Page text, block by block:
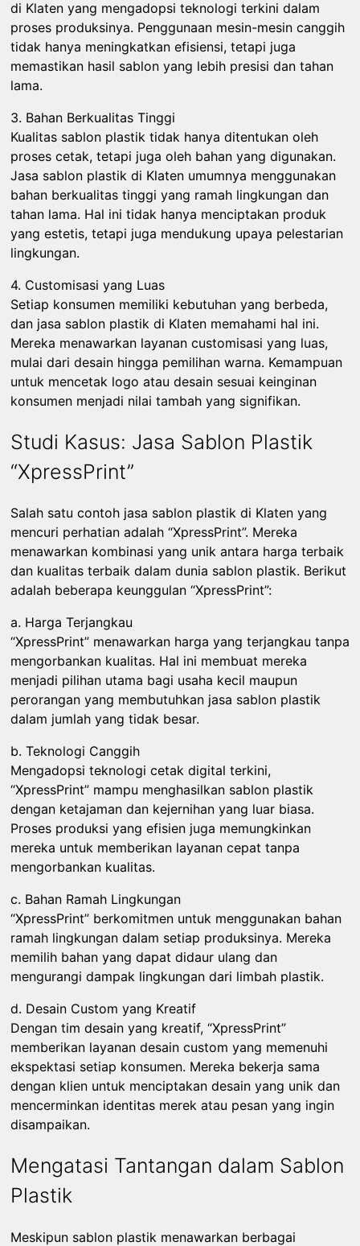
di Klaten yang mengadopsi teknologi terkini dalam
proses produksinya. Penggunaan mesin-mesin canggih
tidak hanya meningkatkan efisiensi, tetapi juga
memastikan hasil sablon yang lebih presisi dan tahan
lama.
3. Bahan Berkualitas Tinggi
Kualitas sablon plastik tidak hanya ditentukan oleh
proses cetak, tetapi juga oleh bahan yang digunakan.
Jasa sablon plastik di Klaten umumnya menggunakan
bahan berkualitas tinggi yang ramah lingkungan dan
tahan lama. Hal ini tidak hanya menciptakan produk
yang estetis, tetapi juga mendukung upaya pelestarian
lingkungan.
4. Customisasi yang Luas
Setiap konsumen memiliki kebutuhan yang berbeda,
dan jasa sablon plastik di Klaten memahami hal ini.
Mereka menawarkan layanan customisasi yang luas,
mulai dari desain hingga pemilihan warna. Kemampuan
untuk mencetak logo atau desain sesuai keinginan
konsumen menjadi nilai tambah yang signifikan.
Studi Kasus: Jasa Sablon Plastik
“XpressPrint”
Salah satu contoh jasa sablon plastik di Klaten yang
mencuri perhatian adalah “XpressPrint”. Mereka
menawarkan kombinasi yang unik antara harga terbaik
dan kualitas terbaik dalam dunia sablon plastik. Berikut
adalah beberapa keunggulan “XpressPrint”:
a. Harga Terjangkau
“XpressPrint” menawarkan harga yang terjangkau tanpa
mengorbankan kualitas. Hal ini membuat mereka
menjadi pilihan utama bagi usaha kecil maupun
perorangan yang membutuhkan jasa sablon plastik
dalam jumlah yang tidak besar.
b. Teknologi Canggih
Mengadopsi teknologi cetak digital terkini,
“XpressPrint” mampu menghasilkan sablon plastik
dengan ketajaman dan kejernihan yang luar biasa.
Proses produksi yang efisien juga memungkinkan
mereka untuk memberikan layanan cepat tanpa
mengorbankan kualitas.
c. Bahan Ramah Lingkungan
“XpressPrint” berkomitmen untuk menggunakan bahan
ramah lingkungan dalam setiap produksinya. Mereka
memilih bahan yang dapat didaur ulang dan
mengurangi dampak lingkungan dari limbah plastik.
d. Desain Custom yang Kreatif
Dengan tim desain yang kreatif, “XpressPrint”
memberikan layanan desain custom yang memenuhi
ekspektasi setiap konsumen. Mereka bekerja sama
dengan klien untuk menciptakan desain yang unik dan
mencerminkan identitas merek atau pesan yang ingin
disampaikan.
Mengatasi Tantangan dalam Sablon
Plastik
Meskipun sablon plastik menawarkan berbagai